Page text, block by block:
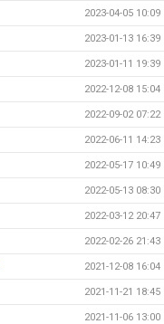
2023-04-05 10:09
2023-01-13 16:39
2023-01-11 19:39
2022-12-08 15:04
2022-09-02 07:22
2022-06-11 14:23
2022-05-17 10:49
2022-05-13 08:30
2022-03-12 20:47
2022-02-26 21:43
2021-12-08 16:04
2021-11-21 18:45
2021-11-06 13:00